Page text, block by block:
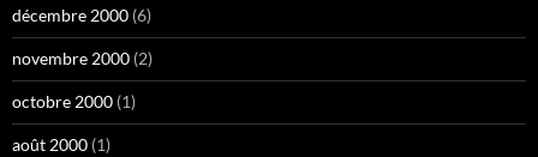
décembre 2000 (6)
novembre 2000 (2)
octobre 2000 (1)
août 2000 (1)